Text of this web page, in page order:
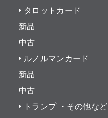
タロットカード
新品
中古
ルノルマンカード
新品
中古
トランプ ・その他など